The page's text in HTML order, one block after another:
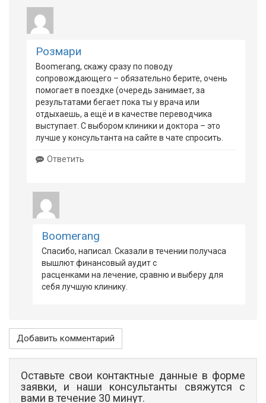
Розмари
Boomerang, скажу сразу по поводу
сопровождающего – обязательно берите, очень
помогает в поездке (очередь занимает, за
результатами бегает пока ты у врача или
отдыхаешь, а ещё и в качестве переводчика
выступает. С выбором клиники и доктора – это
лучше у консультанта на сайте в чате спросить.
Ответить
Boomerang
Спасибо, написал. Сказали в течении получаса
вышлют финансовый аудит с
расценками на лечение, сравню и выберу для
себя лучшую клинику.
Добавить комментарий
Оставьте свои контактные данные в форме
заявки, и наши консультанты свяжутся с
вами в течение 30 минут.